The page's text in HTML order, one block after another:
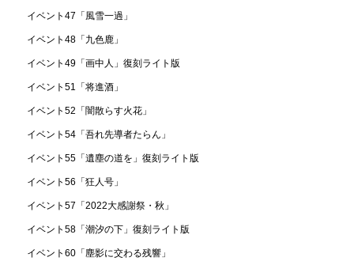
イベント47「風雪一過」
イベント48「九色鹿」
イベント49「画中人」復刻ライト版
イベント51「将進酒」
イベント52「闇散らす火花」
イベント54「吾れ先導者たらん」
イベント55「遺塵の道を」復刻ライト版
イベント56「狂人号」
イベント57「2022大感謝祭・秋」
イベント58「潮汐の下」復刻ライト版
イベント60「塵影に交わる残響」